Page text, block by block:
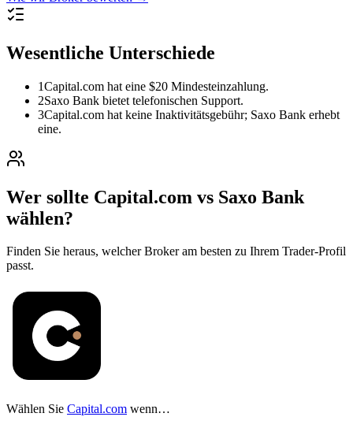
Wesentliche Unterschiede
1Capital.com hat eine $20 Mindesteinzahlung.
2Saxo Bank bietet telefonischen Support.
3Capital.com hat keine Inaktivitätsgebühr; Saxo Bank erhebt
eine.
Wer sollte Capital.com vs Saxo Bank
wählen?
Finden Sie heraus, welcher Broker am besten zu Ihrem Trader-Profil
passt.
Wählen Sie Capital.com wenn…